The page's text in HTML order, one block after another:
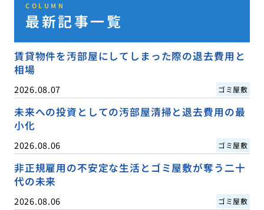
COLUMN
最新記事一覧
賃貸物件を汚部屋にしてしまった際の退去費用と
相場
2026.08.07 ゴミ屋敷
未来への投資としての汚部屋清掃と退去費用の最
小化
2026.08.06 ゴミ屋敷
非正規雇用の不安定な生活とゴミ屋敷が奪う二十
代の未来
2026.08.06 ゴミ屋敷